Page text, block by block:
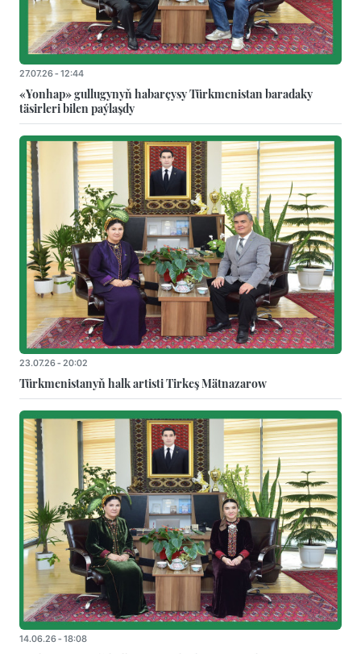
27.07.26 - 12:44
«Yonhap» gullugynyň habarçysy Türkmenistan baradaky
täsirleri bilen paýlaşdy
23.07.26 - 20:02
Türkmenistanyň halk artisti Tirkeş Mätnazarow
14.06.26 - 18:08